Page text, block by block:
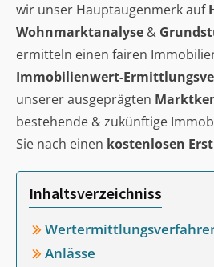
wir unser Hauptaugenmerk auf
Wohnmarktanalyse &
ermitteln einen fairen
Immobilienwert-
unserer ausgeprägten
bestehende & zukünftige
Sie nach einen kostenlosen
Inhaltsverzeichniss
Anlässe